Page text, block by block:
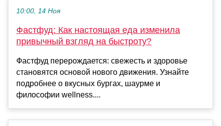
10:00, 14 Ноя
Фастфуд: Как настоящая еда изменила
привычный взгляд на быстроту?
Фастфуд перерождается: свежесть и здоровье
становятся основой нового движения. Узнайте
подробнее о вкусных бургах, шаурме и
философии wellness....